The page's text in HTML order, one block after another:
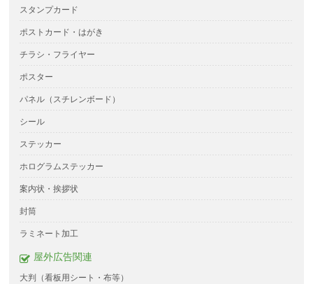
スタンプカード
ポストカード・はがき
チラシ・フライヤー
ポスター
パネル（スチレンボード）
シール
ステッカー
ホログラムステッカー
案内状・挨拶状
封筒
ラミネート加工
屋外広告関連
大判（看板用シート・布等）